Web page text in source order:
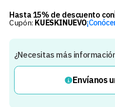
Hasta 15% de descuento con
Cupón: KUESKINUEVO
¿Necesitas más
Envíanos